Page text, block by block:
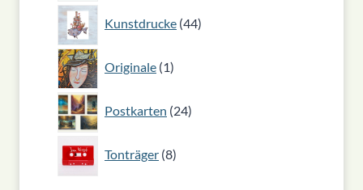
Kunstdrucke 44
44
Produkte
Originale 1
1
Produkt
Postkarten 24
24
Produkte
Tonträger 8
8
Produkte